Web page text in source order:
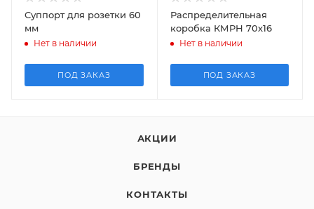
Суппорт для розетки 60
мм
Нет в наличии
ПОД ЗАКАЗ
Распределительная
коробка КМРН 70х16
Нет в наличии
ПОД ЗАКАЗ
АКЦИИ
БРЕНДЫ
КОНТАКТЫ